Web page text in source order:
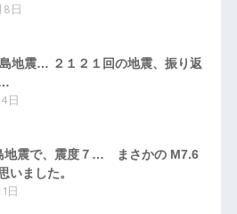
8日
地震… ２１２１回の地震、振り返
日
地震で、震度７… まさかの M7.6
いました。
日